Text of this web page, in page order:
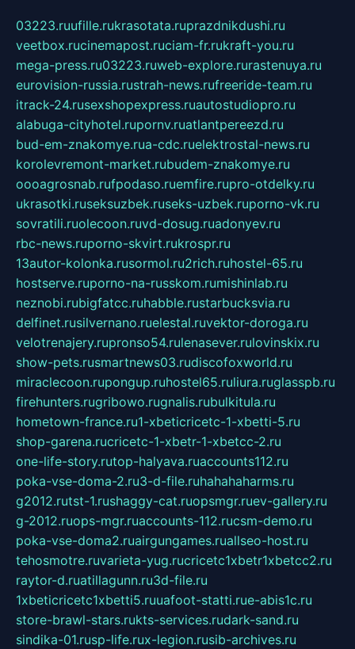
03223.ruufille.rukrasotata.ruprazdnikdushi.ru
veetbox.rucinemapost.ruciam-fr.rukraft-you.ru
mega-press.ru03223.ruweb-explore.rurastenuya.ru
eurovision-russia.rustrah-news.rufreeride-team.ru
itrack-24.rusexshopexpress.ruautostudiopro.ru
alabuga-cityhotel.rupornv.ruatlantpereezd.ru
bud-em-znakomye.rua-cdc.ruelektrostal-news.ru
korolevremont-market.rubudem-znakomye.ru
oooagrosnab.rufpodaso.ruemfire.rupro-otdelky.ru
ukrasotki.ruseksuzbek.ruseks-uzbek.ruporno-vk.ru
sovratili.ruolecoon.ruvd-dosug.ruadonyev.ru
rbc-news.ruporno-skvirt.rukrospr.ru
13autor-kolonka.rusormol.ru2rich.ruhostel-65.ru
hostserve.ruporno-na-russkom.rumishinlab.ru
neznobi.rubigfatcc.ruhabble.rustarbucksvia.ru
delfinet.rusilvernano.ruelestal.ruvektor-doroga.ru
velotrenajery.rupronso54.rulenasever.rulovinskix.ru
show-pets.rusmartnews03.rudiscofoxworld.ru
miraclecoon.rupongup.ruhostel65.ruliura.ruglasspb.ru
firehunters.rugribowo.rugnalis.rubulkitula.ru
hometown-france.ru1-xbeticricetc-1-xbetti-5.ru
shop-garena.rucricetc-1-xbetr-1-xbetcc-2.ru
one-life-story.rutop-halyava.ruaccounts112.ru
poka-vse-doma-2.ru3-d-file.ruhahahaharms.ru
g2012.rutst-1.rushaggy-cat.ruopsmgr.ruev-gallery.ru
g-2012.ruops-mgr.ruaccounts-112.rucsm-demo.ru
poka-vse-doma2.ruairgungames.ruallseo-host.ru
tehosmotre.ruvarieta-yug.rucricetc1xbetr1xbetcc2.ru
raytor-d.ruatillagunn.ru3d-file.ru
1xbeticricetc1xbetti5.ruuafoot-statti.rue-abis1c.ru
store-brawl-stars.rukts-services.rudark-sand.ru
sindika-01.rusp-life.rux-legion.rusib-archives.ru